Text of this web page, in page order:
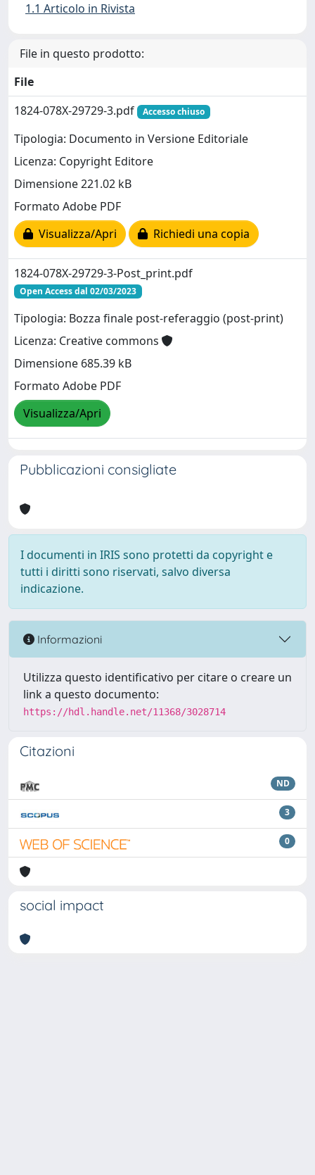
1.1 Articolo in Rivista
File in questo prodotto:
File
1824-078X-29729-3.pdf
Accesso chiuso
Tipologia: Documento in Versione Editoriale
Licenza: Copyright Editore
Dimensione 221.02 kB
Formato Adobe PDF
Visualizza/Apri
Richiedi una copia
1824-078X-29729-3-Post_print.pdf
Open Access dal 02/03/2023
Tipologia: Bozza finale post-referaggio (post-print)
Licenza: Creative commons
Dimensione 685.39 kB
Formato Adobe PDF
Visualizza/Apri
Pubblicazioni consigliate
I documenti in IRIS sono protetti da copyright e
tutti i diritti sono riservati, salvo diversa
indicazione.
Informazioni
Utilizza questo identificativo per citare o creare un
link a questo documento:
https://hdl.handle.net/11368/3028714
Citazioni
ND
3
0
social impact